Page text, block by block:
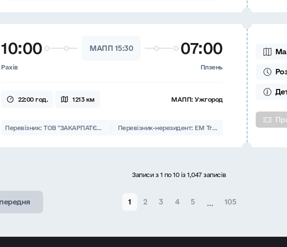
10:00 МАПП 15:30 07:00
Рахів Плзень
22:00 год. 1213 км МАПП:Ужгород
Перевізник: ТОВ "ЗАКАРПАТЄВРОЛІНІЇ" Перевізник-нерезидент: EM Travel s.r.o., VO-Trans EU s. r. o.
Записи з 1 по 10 із 1,047 записів
1 2 3 4 5 … 105